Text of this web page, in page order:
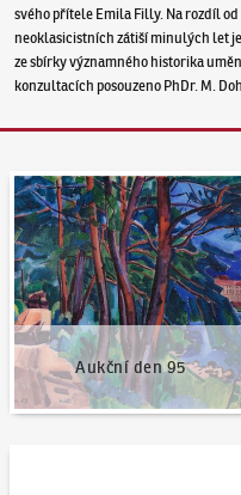
svého přítele Emila Filly. Na rozdíl
neoklasicistních zátiší minulých let
ze sbírky významného historika
konzultacích posouzeno PhDr. M.
Aukční den 95
Aukční den 95